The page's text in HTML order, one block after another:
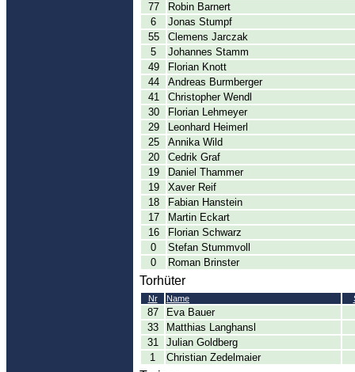
77
Robin Barnert
6
Jonas Stumpf
55
Clemens Jarczak
5
Johannes Stamm
49
Florian Knott
44
Andreas Burmberger
41
Christopher Wendl
30
Florian Lehmeyer
29
Leonhard Heimerl
25
Annika Wild
20
Cedrik Graf
19
Daniel Thammer
19
Xaver Reif
18
Fabian Hanstein
17
Martin Eckart
16
Florian Schwarz
0
Stefan Stummvoll
0
Roman Brinster
Torhüter
Nr Name
87
Eva Bauer
33
Matthias Langhansl
31
Julian Goldberg
1
Christian Zedelmaier